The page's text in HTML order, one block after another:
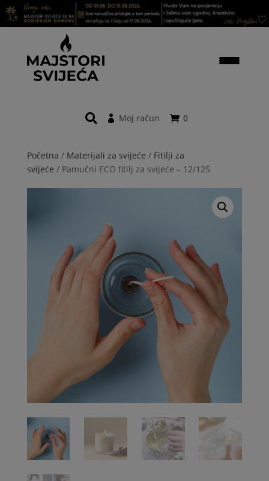
0
Moj račun
Početna / Materijali za svijeće / Fitilji za
svijeće / Pamučni ECO fitilj za svijeće – 12/125